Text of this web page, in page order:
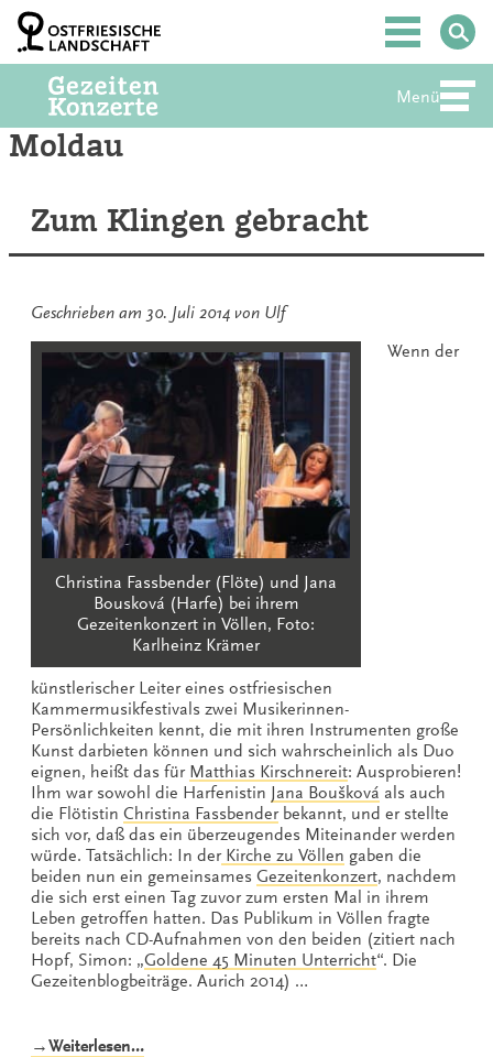
Zum
Inhalt
springen
Hauptmenü
Menü
Moldau
Zum Klingen gebracht
Geschrieben am 30. Juli 2014 von Ulf
Christina Fassbender (Flöte) und Jana
Bousková (Harfe) bei ihrem
Gezeitenkonzert in Völlen, Foto:
Karlheinz Krämer
Wenn der
künstlerischer Leiter eines ostfriesischen
Kammermusikfestivals zwei Musikerinnen-
Persönlichkeiten kennt, die mit ihren Instrumenten große
Kunst darbieten können und sich wahrscheinlich als Duo
eignen, heißt das für Matthias Kirschnereit: Ausprobieren!
Ihm war sowohl die Harfenistin Jana Boušková als auch
die Flötistin Christina Fassbenderbekannt, und er stellte
sich vor, daß das ein überzeugendes Miteinander werden
würde. Tatsächlich: In derKirche zu Völlen gaben die
beiden nun ein gemeinsames Gezeitenkonzert, nachdem
die sich erst einen Tag zuvor zum ersten Mal in ihrem
Leben getroffen hatten. Das Publikum in Völlen fragte
bereits nach CD-Aufnahmen von den beiden (zitiert nach
Hopf, Simon: „Goldene 45 Minuten Unterricht“. Die
Gezeitenblogbeiträge. Aurich 2014) …
→Weiterlesen…„Zum